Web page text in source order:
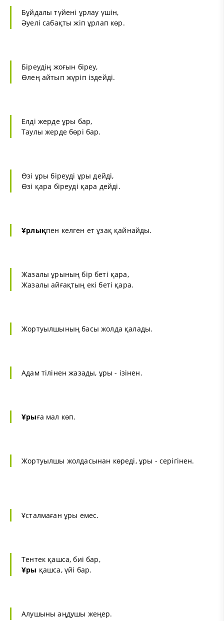
Бұйдалы түйені ұрлау үшін,
Әуелі сабақты жіп ұрлап көр.
Біреудің жоғын біреу,
Өлең айтып жүріп іздейді.
Елді жерде ұры бар,
Таулы жерде бөрі бар.
Өзі ұры біреуді ұры дейді,
Өзі қара біреуді қара дейді.
Ұрлықпен келген ет ұзақ қайнайды.
Жазалы ұрының бір беті қара,
Жазалы айғақтың екі беті қара.
Жортуылшының басы жолда қалады.
Адам тілінен жазады, ұры - ізінен.
Ұрыға мал көп.
Жортуылшы жолдасынан көреді, ұры - серігінен.
Ұсталмаған ұры емес.
Тентек қашса, биі бар,
Ұры қашса, үйі бар.
Алушыны аңдушы жеңер.